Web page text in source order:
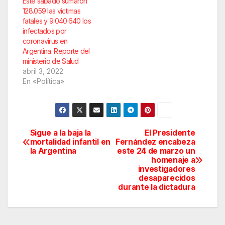
128.059 las víctimas
fatales y 9.040.640 los
infectados por
coronavirus en
Argentina. Reporte del
ministerio de Salud
abril 3, 2022
En «Política»
Navegación
de
El Presidente
Fernández encabeza
este 24 de marzo un
homenaje a
investigadores
desaparecidos
durante la dictadura
Sigue a la baja la
mortalidad infantil en
la Argentina